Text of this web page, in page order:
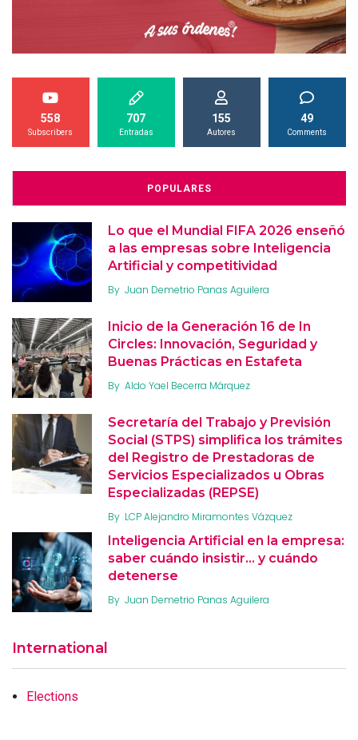
558
Subscribers
707
Entradas
155
Autores
49
Comments
POPULARES
Lo que el Mundial FIFA 2026 enseñó
a las empresas sobre Inteligencia
Artificial y competitividad
By Juan Demetrio Panas Aguilera
Inicio de la Generación 16 de In
Circles: Innovación, Seguridad y
Buenas Prácticas en Estafeta
By Aldo Yael Becerra Márquez
Secretaría del Trabajo y Previsión
Social (STPS) simplifica los trámites
del Registro de Prestadoras de
Servicios Especializados u Obras
Especializadas (REPSE)
By LCP Alejandro Miramontes Vázquez
Inteligencia Artificial en la empresa:
saber cuándo insistir… y cuándo
detenerse
By Juan Demetrio Panas Aguilera
International
Elections